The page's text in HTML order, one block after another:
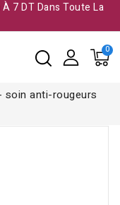
7 DT Dans Toute La
soin anti-rougeurs